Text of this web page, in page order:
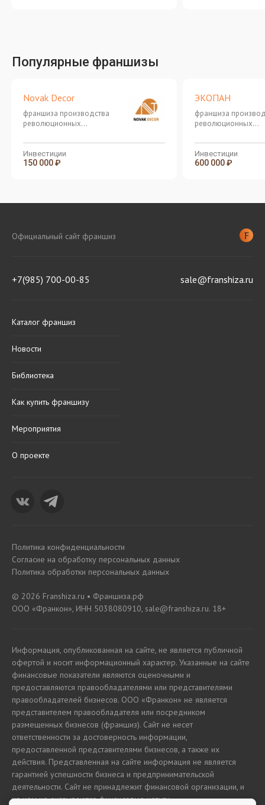
Популярные франшизы
Novak Decor
франшиза производства
революционных
декора
Инвестиции
150 000 ₽
ЭКОПАН
франшиза
революционных
декора
Инвестиции
600 000 ₽
Официальный сайт франшиз
+7(985) 700-00-85 sale@franshiza.ru
Каталог франшиз
Новости
Библиотека
Как купить франшизу
Мероприятия
О проекте
Политика конфиденциальности
Согласие на обработку персональных данных
Политика обработки персональных данных
© 2026 Franshiza.ru • Франшиза.рф
ООО «Франкон», ИНН 5038080910, sale@franshiza.ru. 18+
Информация, опубликованная на сайте, не является публичной
офертой и носит информационный характер. Указанные на сайте
финансовые показатели являются оценочными и
предоставляются правообладателями или представителями
правообладателей бизнесов. ООО «Франкон» не является
представителем правообладателя или посредником
размещенных бизнесов (франшиз). Сайт не несет
ответственности за достоверность информации,
предоставленной представителями бизнесов, а также их
действия. Представленная на сайте информация не является
гарантией успешности бизнеса и предпринимательской
деятельности. Сайт не принадлежит финансовой организации, и
на нем не оказываются финансовые услуги.